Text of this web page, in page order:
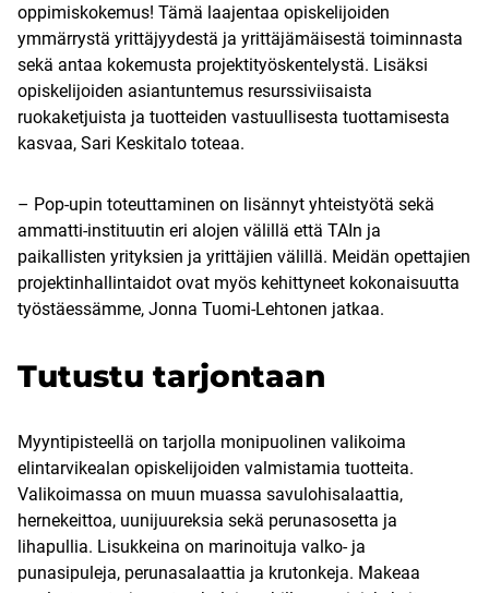
oppimiskokemus! Tämä laajentaa opiskelijoiden
ymmärrystä yrittäjyydestä ja yrittäjämäisestä toiminnasta
sekä antaa kokemusta projektityöskentelystä. Lisäksi
opiskelijoiden asiantuntemus resurssiviisaista
ruokaketjuista ja tuotteiden vastuullisesta tuottamisesta
kasvaa, Sari Keskitalo toteaa.
– Pop-upin toteuttaminen on lisännyt yhteistyötä sekä
ammatti-instituutin eri alojen välillä että TAIn ja
paikallisten yrityksien ja yrittäjien välillä. Meidän opettajien
projektinhallintaidot ovat myös kehittyneet kokonaisuutta
työstäessämme, Jonna Tuomi-Lehtonen jatkaa.
Tutustu tarjontaan
Myyntipisteellä on tarjolla monipuolinen valikoima
elintarvikealan opiskelijoiden valmistamia tuotteita.
Valikoimassa on muun muassa savulohisalaattia,
hernekeittoa, uunijuureksia sekä perunasosetta ja
lihapullia. Lisukkeina on marinoituja valko- ja
punasipuleja, perunasalaattia ja krutonkeja. Makeaa